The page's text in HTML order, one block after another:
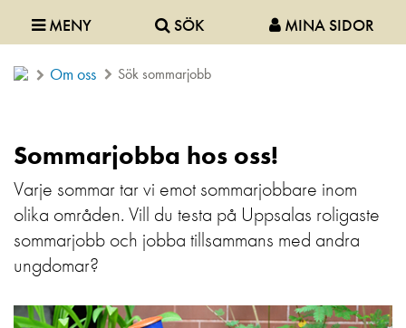
MENY SÖK MINA SIDOR
Om oss Sök sommarjobb
Sommarjobba hos oss!
Varje sommar tar vi emot sommarjobbare inom
olika områden. Vill du testa på Uppsalas roligaste
sommarjobb och jobba tillsammans med andra
ungdomar?